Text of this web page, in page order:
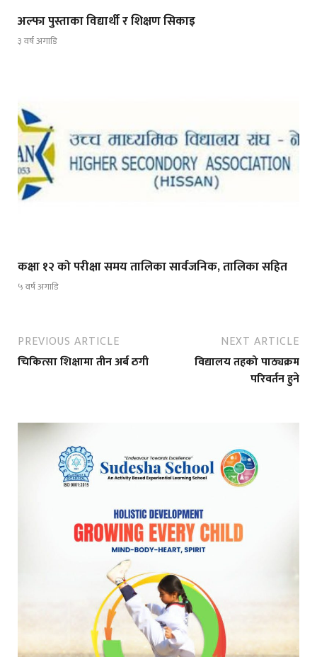
अल्फा पुस्ताका विद्यार्थी र शिक्षण सिकाइ
३ वर्ष अगाडि
कक्षा १२ को परीक्षा समय तालिका सार्वजनिक, तालिका सहित
५ वर्ष अगाडि
PREVIOUS ARTICLE
चिकित्सा शिक्षामा तीन अर्ब ठगी
NEXT ARTICLE
विद्यालय तहको पाठ्यक्रम
परिवर्तन हुने